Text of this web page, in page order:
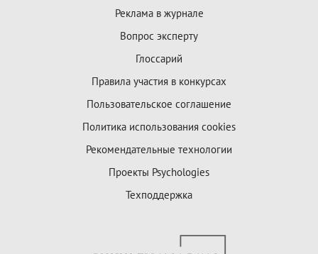
Реклама в журнале
Вопрос эксперту
Глоссарий
Правила участия в конкурсах
Пользовательское соглашение
Политика использования cookies
Рекомендательные технологии
Проекты Psychologies
Техподдержка